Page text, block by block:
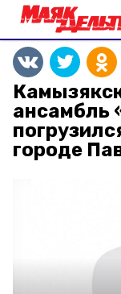
ансамбль
городе